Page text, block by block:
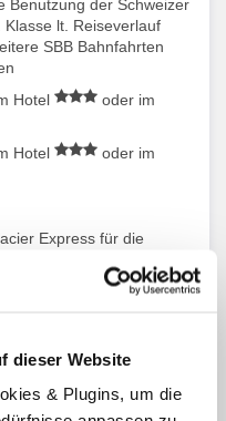
dieser Website
& Plugins, um die
Benutzung der Schweizer
lt. Reiseverlauf
SBB Bahnfahrten
Hotel
oder im
Hotel
oder im
Express für die
Leistungen und
in Erlebnis- und